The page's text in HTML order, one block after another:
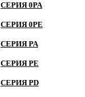
СЕРИЯ 0PA
СЕРИЯ 0PE
СЕРИЯ PA
СЕРИЯ PE
СЕРИЯ PD